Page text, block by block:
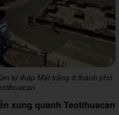
tự tháp Mặt trăng ở thành phố
xung quanh Teotihuacan